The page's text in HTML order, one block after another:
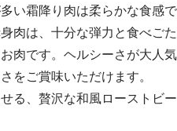
い霜降り肉は柔らかな食感で
肉は、十分な弾力と食べごた
肉です。ヘルシーさが大人気
をご賞味いただけます。
る、贅沢な和風ローストビー